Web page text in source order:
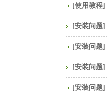
[使用教程]
[安装问题]
[安装问题]
[安装问题]
[安装问题]